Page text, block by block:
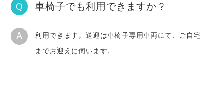
Q 車椅子でも利用できますか？
A
利用できます。送迎は車椅子専用車両にて、ご自宅
までお迎えに伺います。